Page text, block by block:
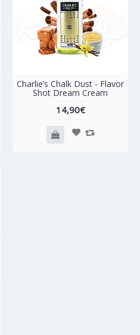
Charlie’s Chalk Dust - Flavor
Shot Dream Cream
14,90€